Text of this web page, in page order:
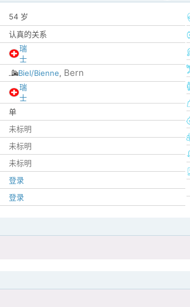
54 岁
认真的关系
瑞
士
Biel/Bienne, Bern
瑞
士
单
未标明
未标明
未标明
登录
登录